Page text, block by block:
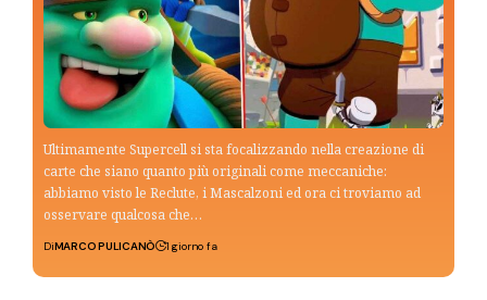
Ultimamente Supercell si sta focalizzando nella creazione di
carte che siano quanto più originali come meccaniche:
abbiamo visto le Reclute, i Mascalzoni ed ora ci troviamo ad
osservare qualcosa che…
DiMARCO PULICANÒ 1 giorno fa